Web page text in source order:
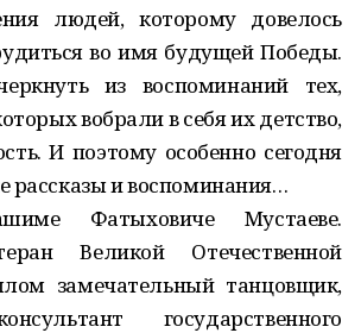
людей, которому довелось
во имя будущей Победы.
из воспоминаний тех,
вобрали в себя их детство,
И поэтому особенно сегодня
рассказы и воспоминания…
Фатыховиче Мустаеве.
Великой Отечественной
замечательный танцовщик,
государственного